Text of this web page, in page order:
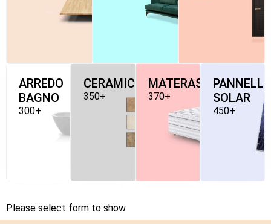
ARREDO
BAGNO
300+
CERAMICHE
350+
MATERASSI
370+
PANNELLI-
SOLAR
450+
Please select form to show